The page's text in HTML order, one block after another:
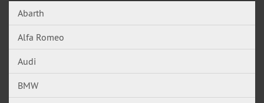
Abarth
Alfa Romeo
Audi
BMW